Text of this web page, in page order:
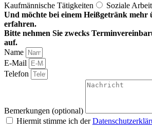
Kaufmännische Tätigkeiten
Soziale
Und möchte bei einem Heißgetränk
erfahren.
Bitte nehmen Sie zwecks
auf.
Name
E-Mail
Telefon
Bemerkungen (optional)
Hiermit stimme ich der